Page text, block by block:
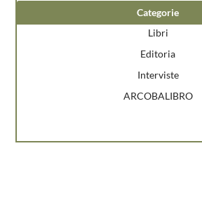
Categorie
Libri
Editoria
Interviste
ARCOBALIBRO